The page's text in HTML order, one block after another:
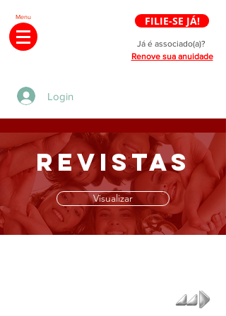
Menu FILIE-SE JÁ!
Já é associado(a)?
Renove sua anuidade
Login
revistas
Visualizar